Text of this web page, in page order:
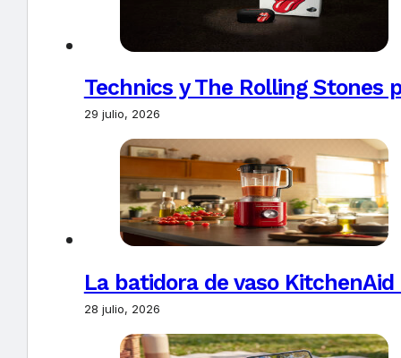
Technics y The Rolling Stones
29 julio, 2026
La batidora de vaso
28 julio, 2026